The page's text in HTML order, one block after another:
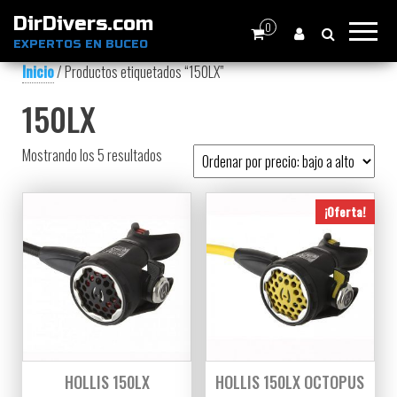
DirDivers.com
EXPERTOS EN BUCEO
0
Inicio/ Productos etiquetados “150LX”
150LX
Mostrando los 5 resultados Ordenado por precio: bajo a alto
HOLLIS 150LX
¡Oferta!
HOLLIS 150LX OCTOPUS